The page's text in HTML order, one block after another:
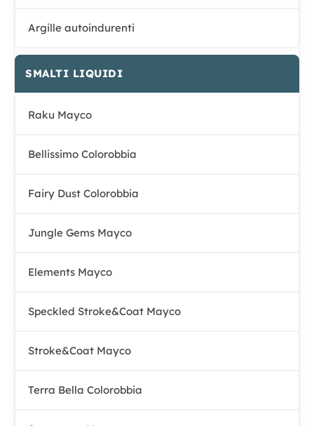
Argille autoindurenti
SMALTI LIQUIDI
Raku Mayco
Bellissimo Colorobbia
Fairy Dust Colorobbia
Jungle Gems Mayco
Elements Mayco
Speckled Stroke&Coat Mayco
Stroke&Coat Mayco
Terra Bella Colorobbia